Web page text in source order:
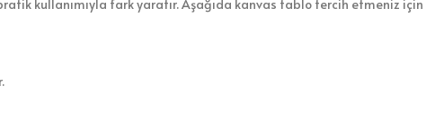
kullanımıyla fark yaratır. Aşağıda kanvas tablo tercih etmeniz için